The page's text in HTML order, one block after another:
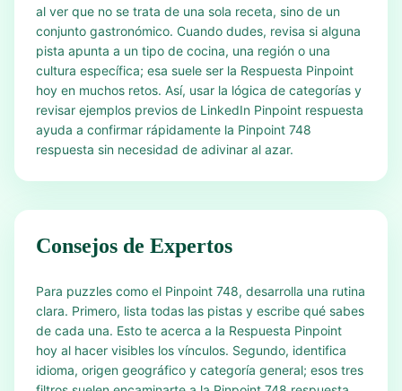
al ver que no se trata de una sola receta, sino de un
conjunto gastronómico. Cuando dudes, revisa si alguna
pista apunta a un tipo de cocina, una región o una
cultura específica; esa suele ser la Respuesta Pinpoint
hoy en muchos retos. Así, usar la lógica de categorías y
revisar ejemplos previos de LinkedIn Pinpoint respuesta
ayuda a confirmar rápidamente la Pinpoint 748
respuesta sin necesidad de adivinar al azar.
Consejos de Expertos
Para puzzles como el Pinpoint 748, desarrolla una rutina
clara. Primero, lista todas las pistas y escribe qué sabes
de cada una. Esto te acerca a la Respuesta Pinpoint
hoy al hacer visibles los vínculos. Segundo, identifica
idioma, origen geográfico y categoría general; esos tres